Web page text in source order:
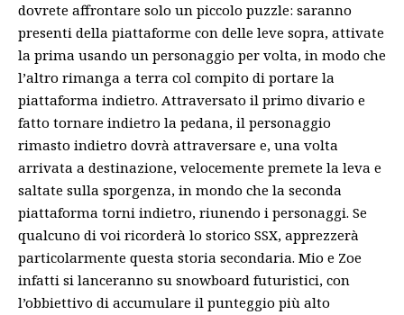
dovrete affrontare solo un piccolo puzzle: saranno
presenti della piattaforme con delle leve sopra, attivate
la prima usando un personaggio per volta, in modo che
l’altro rimanga a terra col compito di portare la
piattaforma indietro. Attraversato il primo divario e
fatto tornare indietro la pedana, il personaggio
rimasto indietro dovrà attraversare e, una volta
arrivata a destinazione, velocemente premete la leva e
saltate sulla sporgenza, in mondo che la seconda
piattaforma torni indietro, riunendo i personaggi. Se
qualcuno di voi ricorderà lo storico SSX, apprezzerà
particolarmente questa storia secondaria. Mio e Zoe
infatti si lanceranno su snowboard futuristici, con
l’obbiettivo di accumulare il punteggio più alto